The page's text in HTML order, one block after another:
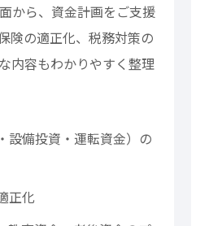
から、資金計画をご支援
険の適正化、税務対策の
内容もわかりやすく整理
設備投資・運転資金）の
正化